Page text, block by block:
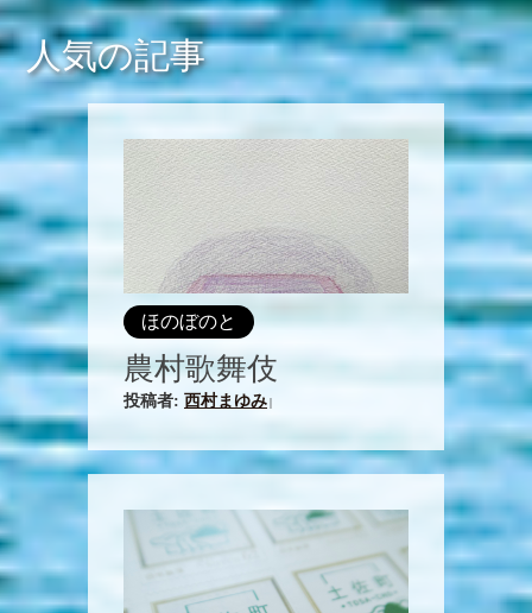
人気の記事
ほのぼのと
農村歌舞伎
投稿者: 西村まゆみ